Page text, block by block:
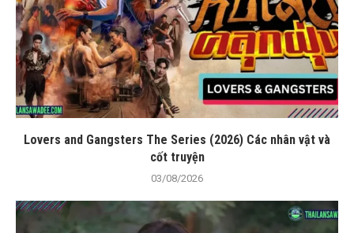
Lovers and Gangsters The Series (2026) Các nhân vật và
cốt truyện
03/08/2026